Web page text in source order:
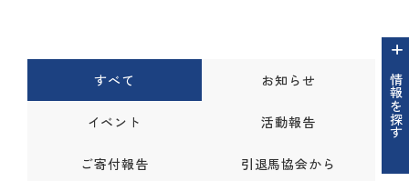
情報を探す
すべて お知らせ
イベント 活動報告
ご寄付報告 引退馬協会から